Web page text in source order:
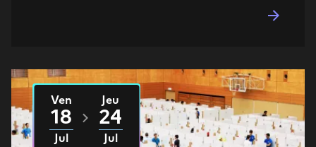
Du
Ven
18
Jul
2025 Jeu
24
Jul
2025